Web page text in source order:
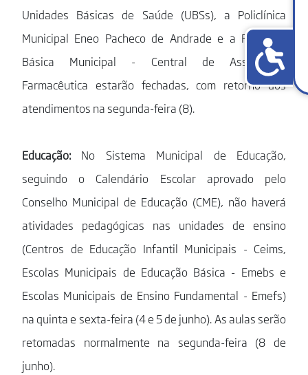
Unidades Básicas de Saúde (UBSs), a Policlínica
Municipal Eneo Pacheco de Andrade e a Farmácia
Básica Municipal - Central de Assistência
Farmacêutica estarão fechadas, com retorno dos
atendimentos na segunda-feira (8).
Educação: No Sistema Municipal de Educação,
seguindo o Calendário Escolar aprovado pelo
Conselho Municipal de Educação (CME), não haverá
atividades pedagógicas nas unidades de ensino
(Centros de Educação Infantil Municipais - Ceims,
Escolas Municipais de Educação Básica - Emebs e
Escolas Municipais de Ensino Fundamental - Emefs)
na quinta e sexta-feira (4 e 5 de junho). As aulas serão
retomadas normalmente na segunda-feira (8 de
junho).